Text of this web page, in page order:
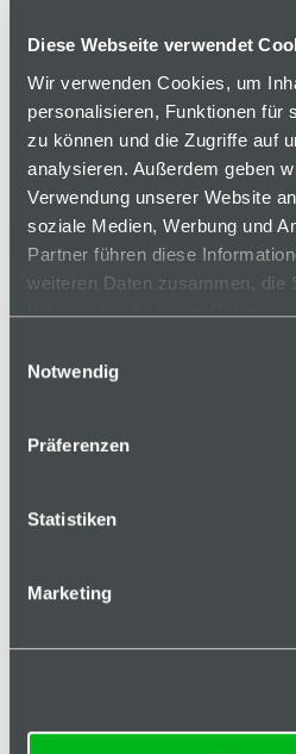
Diese Webseite verwendet
Wir verwenden Cookies, um
personalisieren, Funktionen für
zu können und die Zugriffe auf
analysieren. Außerdem geben
Verwendung unserer Website
soziale Medien, Werbung und
Partner führen diese
weiteren Daten zusammen, die
haben oder die sie im Rahmen
Notwendig
Präferenzen
Statistiken
Marketing
an Position 2 eingesetzt. Der
dabei Bodenroller bis zu
300 Kg zuverlässig
monomover erfolgt über eine
eine einfache Integration in
Gesamtsysteme ermöglicht.
lässt sich auch direkt mit
kombinieren. Der etablierte
intralogistischen Bereich
die Integration in eine AGV-
betreiben werden.